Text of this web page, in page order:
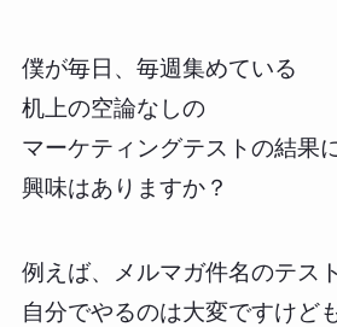
僕が毎日、毎週集めている
机上の空論なしの
マーケティングテストの結果
興味はありますか？
例えば、メルマガ件名のテス
自分でやるのは大変ですけども